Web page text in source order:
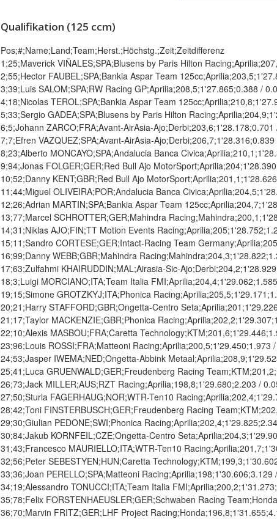
Qualifikation (125 ccm)
Pos;#;Name;Land;Team;Herst.;Höchstg.;Zeit;Zeitdifferenz
1;25;Maverick VIÑALES;SPA;Blusens by Paris Hilton
2;55;Hector FAUBEL;SPA;Bankia Aspar Team
3;39;Luis SALOM;SPA;RW Racing GP;Aprilia;208,5;1'27.865;0.388 /
4;18;Nicolas TEROL;SPA;Bankia Aspar Team
5;33;Sergio GADEA;SPA;Blusens by Paris Hilton
6;5;Johann ZARCO;FRA;Avant-AirAsia-Ajo;Derbi;203,6;1'28.178;0.701
7;7;Efren VAZQUEZ;SPA;Avant-AirAsia-
8;23;Alberto MONCAYO;SPA;Andalucia Banca
9;94;Jonas FOLGER;GER;Red Bull Ajo
10;52;Danny KENT;GBR;Red Bull Ajo
11;44;Miguel OLIVEIRA;POR;Andalucia Banca
12;26;Adrian MARTIN;SPA;Bankia Aspar Team
13;77;Marcel SCHROTTER;GER;Mahindra
14;31;Niklas AJO;FIN;TT Motion Events
15;11;Sandro CORTESE;GER;Intact-Racing Team
16;99;Danny WEBB;GBR;Mahindra
17;63;Zulfahmi KHAIRUDDIN;MAL;Airasia-Sic-
18;3;Luigi MORCIANO;ITA;Team Italia
19;15;Simone GROTZKYJ;ITA;Phonica
20;21;Harry STAFFORD;GBR;Ongetta-Centro
21;17;Taylor MACKENZIE;GBR;Phonica
22;10;Alexis MASBOU;FRA;Caretta
23;96;Louis ROSSI;FRA;Matteoni Racing;Aprilia;200,5;1'29.450;1.973
24;53;Jasper IWEMA;NED;Ongetta-Abbink
25;41;Luca GRUENWALD;GER;Freudenberg Racing
26;73;Jack MILLER;AUS;RZT Racing;Aprilia;198,8;1'29.680;2.203 /
27;50;Sturla FAGERHAUG;NOR;WTR-Ten10
28;42;Toni FINSTERBUSCH;GER;Freudenberg Racing
29;30;Giulian PEDONE;SWI;Phonica
30;84;Jakub KORNFEIL;CZE;Ongetta-Centro
31;43;Francesco MAURIELLO;ITA;WTR-Ten10
32;56;Peter SEBESTYEN;HUN;Caretta
33;36;Joan PERELLO;SPA;Matteoni Racing;Aprilia;198;1'30.606;3.129
34;19;Alessandro TONUCCI;ITA;Team Italia
35;78;Felix FORSTENHAEUSLER;GER;Schwaben Racing
36;70;Marvin FRITZ;GER;LHF Project